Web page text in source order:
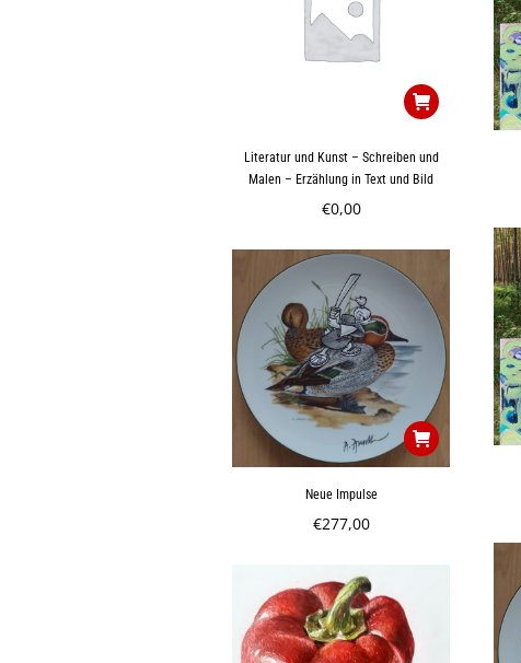
Literatur und Kunst – Schreiben und
Malen – Erzählung in Text und Bild
€0,00
Neue Impulse
€277,00